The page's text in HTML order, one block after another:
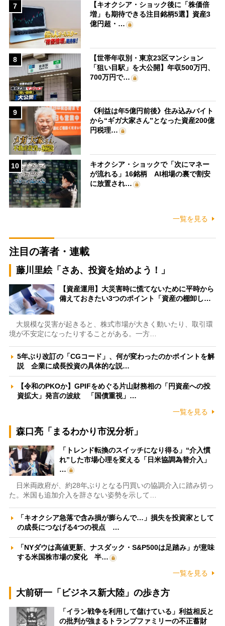
7
【キオクシア・ショック後に「株価倍
増」も期待できる注目銘柄5選】資産3
億円超・…
8
【世帯年収別・東京23区マンション
「狙い目駅」を大公開】年収500万円、
700万円で…
9
《利益は年5億円前後》住み込みバイト
から“ギガ大家さん”となった資産200億
円税理…
10
キオクシア・ショックで「次にマネー
が流れる」16銘柄 AI相場の裏で割安
に放置され…
一覧を見る
注目の著者・連載
藤川里絵「さあ、投資を始めよう！」
【資産運用】大災害時に慌てないために平時から
備えておきたい3つのポイント「資産の棚卸し…
大規模な災害が起きると、株式市場が大きく動いたり、取引環
境が不安定になったりすることがある。一方…
5年ぶり改訂の「CGコード」、何が変わったのかポイントを解
説 企業に成長投資の具体的な説…
【令和のPKOか】GPIFをめぐる片山財務相の「円資産への投
資拡大」発言の波紋 「国債重視」…
一覧を見る
森口亮「まるわかり市況分析」
「トレンド転換のスイッチになり得る」“介入慣
れ”した市場心理を変える「日米協調為替介入」
…
日米両政府が、約28年ぶりとなる円買いの協調介入に踏み切っ
た。米国も追加介入を辞さない姿勢を示して…
「キオクシア急落で含み損が膨らんで…」損失を投資家として
の成長につなげる4つの視点 …
「NYダウは高値更新、ナスダック・S&P500は足踏み」が意味
する米国株市場の変化 半…
一覧を見る
大前研一「ビジネス新大陸」の歩き方
「イラン戦争を利用して儲けている」利益相反と
の批判が強まるトランプファミリーの不正蓄財